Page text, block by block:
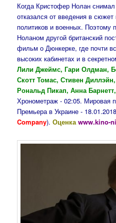
Когда Кристофер Нолан
отказался от введения в
политиков и военных. Поэтому
Ноланом другой британский
фильм о Дюнкерке, где почти
высоких кабинетах и в
Лили Джеймс, Гари Олдман,
Скотт Томас, Стивен
Рональд Пикап, Анна
Хронометраж - 02:05. Мировая
Премьера в Украине -
Company).Оценкаwww.kino-